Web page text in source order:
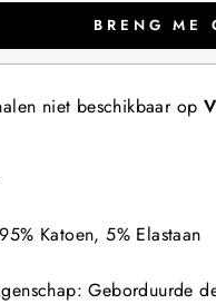
BRENG ME
niet beschikbaar op
Katoen, 5% Elastaan
: Geborduurde